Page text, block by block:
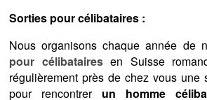
Sorties pour célibataires :
Nous organisons chaque année de
pour célibatairesen Suisse
régulièrement près de chez vous une
pour rencontrer un homme